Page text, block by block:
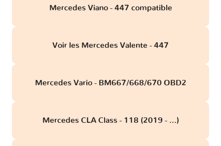
Mercedes Viano - 447 compatible
Voir les Mercedes Valente - 447
Mercedes Vario - BM667/668/670 OBD2
Mercedes CLA Class - 118 (2019 - ...)